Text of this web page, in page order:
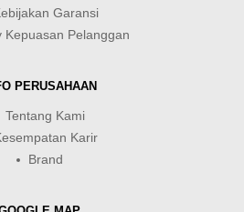
Garansi
Kepuasan Pelanggan
PERUSAHAAN
Tentang Kami
Karir
Brand